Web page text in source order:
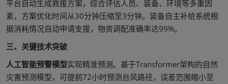
平台自动生成救援方案，综合评估人员、装备、环境等多重因
素，方案优化时间从30分钟压缩至3分钟。装备自主补给系统根
据消耗情况自动申请支援，物资调配准确率达99%。
三、关键技术突破
人工智能预警模型实现精准预测。基于Transformer架构的自然
灾害预测模型，可提前72小时预测台风路径，误差范围缩小至